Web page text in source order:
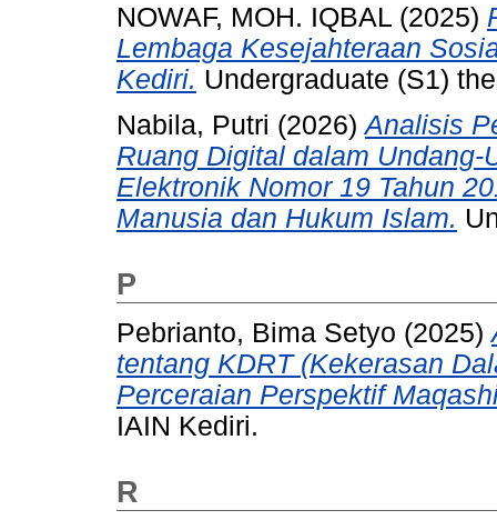
NOWAF, MOH. IQBAL (2025)
Lembaga Kesejahteraan
Kediri. Undergraduate (S1)
Nabila, Putri (2026)Analisis
Ruang Digital dalam
Elektronik Nomor 19 Tahun
Manusia dan Hukum Islam.
P
Pebrianto, Bima Setyo (2025)
tentang KDRT (Kekerasan
Perceraian Perspektif
IAIN Kediri.
R